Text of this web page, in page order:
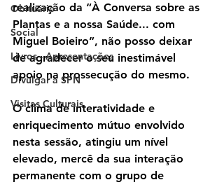
Obituário
Social
Livros - Apresentações
Divulgar a SPN
Visitas Culturais
realização da “À Conversa sobre as
Plantas e a nossa Saúde... com
Miguel Boieiro”, não posso deixar
de agradecer o seu inestimável
apoio na prossecução do mesmo.
O clima de interatividade e
enriquecimento mútuo envolvido
nesta sessão, atingiu um nível
elevado, mercê da sua interação
permanente com o grupo de